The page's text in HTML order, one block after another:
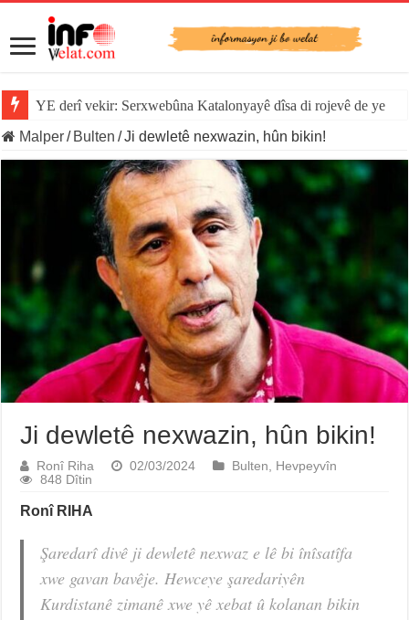
YE derî vekir: Serxwebûna Katalonyayê dîsa di rojevê de ye
Malper/ Bulten /Ji dewletê nexwazin, hûn bikin!
Ji dewletê nexwazin, hûn bikin!
Ronî Riha 02/03/2024 Bulten, Hevpeyvîn
848 Dîtin
Ronî RIHA
Şaredarî divê ji dewletê nexwaz e lê bi înîsatîfa
xwe gavan bavêje. Hewceye şaredariyên
Kurdistanê zimanê xwe yê xebat û kolanan bikin